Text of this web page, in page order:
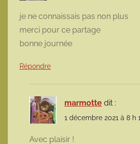
je ne connaissais pas non plus
merci pour ce partage
bonne journée
Répondre
marmotte dit :
1 décembre 2021 à 8 h
Avec plaisir !